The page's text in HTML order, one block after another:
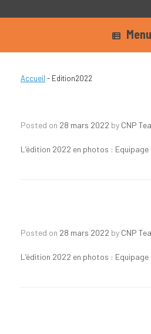
Menu
Accueil - Edition2022
Posted on 28 mars 2022 by CNP
L’édition 2022 en photos : Equipage
Posted on 28 mars 2022 by CNP
L’édition 2022 en photos : Equipage